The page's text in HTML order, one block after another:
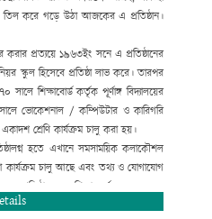
করে গড়ে উঠা আজকের এ প্রতিষ্ঠান।
করার প্রত্যয়ে ১৯৬৩ইং সনে এ প্রতিষ্ঠানের
স্কুল হিসেবে প্রতিষ্ঠা লাভ করে। তারপর
শিক্ষাবোর্ড কর্তৃক পূর্ণাঙ্গ বিদ্যালয়ের
ভোকেশনাল / কম্পিউটার ও কারিগরি
শ্রেণি কার্যক্রম চালু করা হয়।
হতে এখানে সমসাময়িক কলাকৌশল
কার্যক্রম চালু আছে এবং তথ্য ও যোগাযোগ
এ প্রতিষ্ঠান হতে শিক্ষা অর্জন করে অনেক
রেখে যাচ্ছেন।